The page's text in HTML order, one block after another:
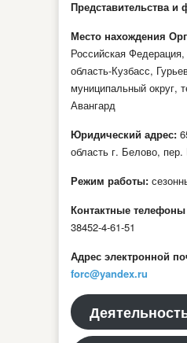
Представительства
Место нахождения
Российская
область-Кузбасс,
муниципальный округ,
Авангард
Юридический адрес:
область г. Белово, пер.
Режим работы:
Контактные телефоны
38452-4-61-51
Адрес электронной
forc@yandex.ru